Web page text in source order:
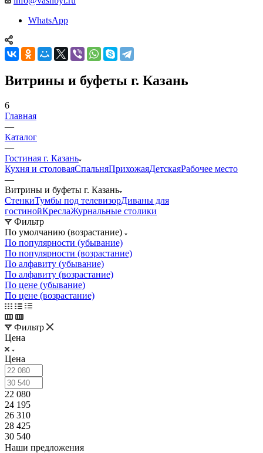
WhatsApp
Витрины и буфеты г. Казань
6
Главная
—
Каталог
—
Гостиная г. Казань
Кухня и столоваяСпальняПрихожаяДетскаяРабочее место
—
Витрины и буфеты г. Казань
СтенкиТумбы под телевизорДиваны для
гостинойКреслаЖурнальные столики
Фильтр
По умолчанию (возрастание)
По популярности (убывание)
По популярности (возрастание)
По алфавиту (убывание)
По алфавиту (возрастание)
По цене (убывание)
По цене (возрастание)
Фильтр
Цена
Цена
22 080
24 195
26 310
28 425
30 540
Наши предложения